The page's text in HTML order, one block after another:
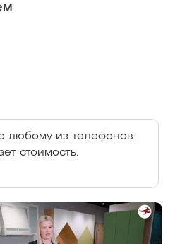
любому из телефонов:
стоимость.